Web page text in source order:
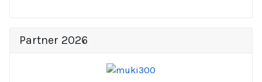
Partner 2026